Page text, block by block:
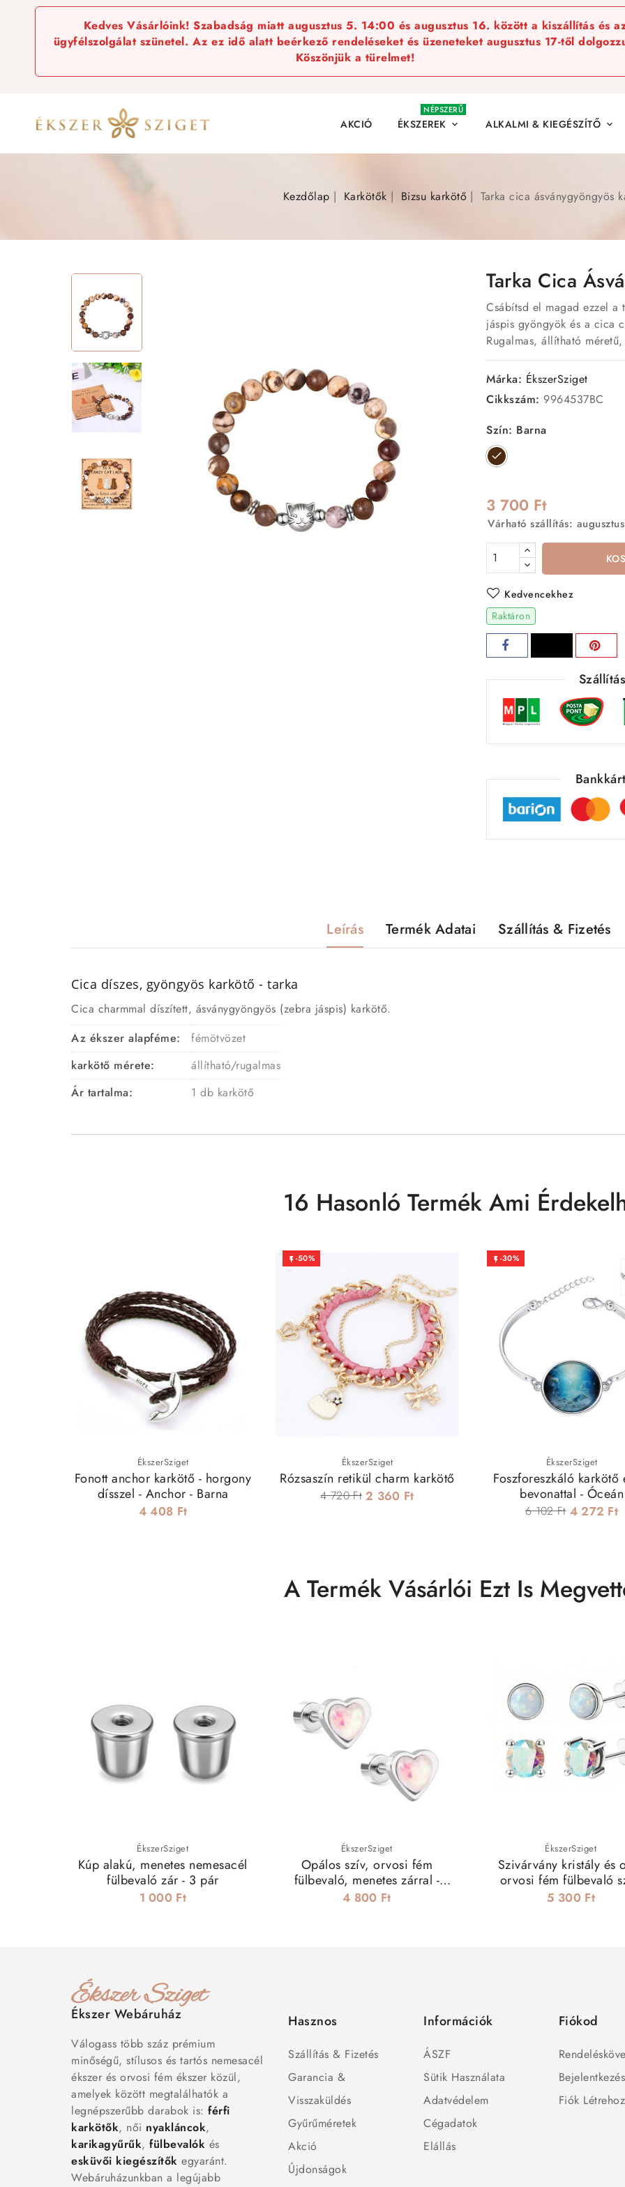
Kedves Vásárlóink! Szabadság miatt augusztus 5. 14:00 és augusztus 16. között a kiszállítás és
ügyfélszolgálat szünetel. Az ez idő alatt beérkező rendeléseket és üzeneteket augusztus 17-től
Köszönjük a türelmet!
AKCIÓ ÉKSZEREK 
NÉPSZERŰ
ALKALMI & KIEGÉSZÍTŐ 
Kezdőlap Karkötők Bizsu karkötő Tarka cica ásványgyöngyös
Tarka Cica
Csábítsd el magad ezzel a
jáspis gyöngyök és a cica
Rugalmas, állítható
Márka: ÉkszerSziget
Cikkszám: 9964537BC
Szín: Barna
Barna
3 700 Ft
Várható szállítás:
Kedvencekhez
Raktáron
Leírás Termék Adatai Szállítás & Fizetés
Cica díszes, gyöngyös karkötő - tarka
Cica charmmal díszített, ásványgyöngyös (zebra jáspis) karkötő.
Az ékszer alapféme:
fémötvözet
karkötő mérete:
állítható/rugalmas
Ár tartalma:
1 db karkötő
16 Hasonló Termék Ami
ÉkszerSziget
Fonott anchor karkötő - horgony
dísszel - Anchor - Barna
4 408 Ft
 -50%
ÉkszerSziget
Rózsaszín retikül charm karkötő
4 720 Ft 2 360 Ft
 -30%
ÉkszerSziget
Foszforeszkáló karkötő
bevonattal - Óceán
6 102 Ft 4 272 Ft
A Termék Vásárlói Ezt Is
ÉkszerSziget
Kúp alakú, menetes nemesacél
fülbevaló zár - 3 pár
1 000 Ft
ÉkszerSziget
Opálos szív, orvosi fém
fülbevaló, menetes zárral -
gyöngyház
4 800 Ft
ÉkszerSziget
Szivárvány kristály és
orvosi fém fülbevaló
5 300 Ft
Ékszer Webáruház
Válogass több száz prémium
minőségű, stílusos és tartós nemesacél
ékszer és orvosi fém ékszer közül,
amelyek között megtalálhatók a
legnépszerűbb darabok is: férfi
karkötők, női nyakláncok,
karikagyűrűk, fülbevalók és
esküvői kiegészítők egyaránt.
Webáruházunkban a legújabb
Hasznos
Szállítás & Fizetés
Garancia &
Visszaküldés
Gyűrűméretek
Akció
Újdonságok
Információk
ÁSZF
Sütik Használata
Adatvédelem
Cégadatok
Elállás
Fiókod
Bejelentkezés
Fiók